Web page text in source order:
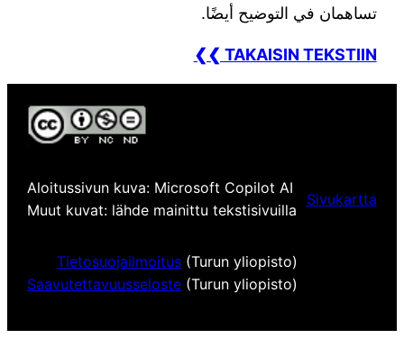
تساهمان في التوضيح أيضًا.
❮❮ TAKAISIN TEKSTIIN
Aloitussivun kuva: Microsoft Copilot AI
Muut kuvat: lähde mainittu tekstisivuilla
Sivukartta
Tietosuojailmoitus (Turun yliopisto)
Saavutettavuusseloste (Turun yliopisto)